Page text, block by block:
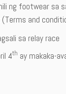
ng footwear sa
and
sa relay race
4th ay makaka-